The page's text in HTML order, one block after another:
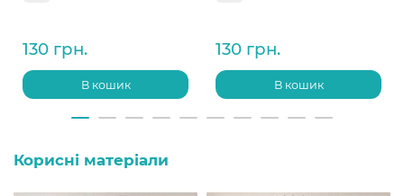
130 грн.
В кошик
130 грн.
В кошик
Корисні матеріали